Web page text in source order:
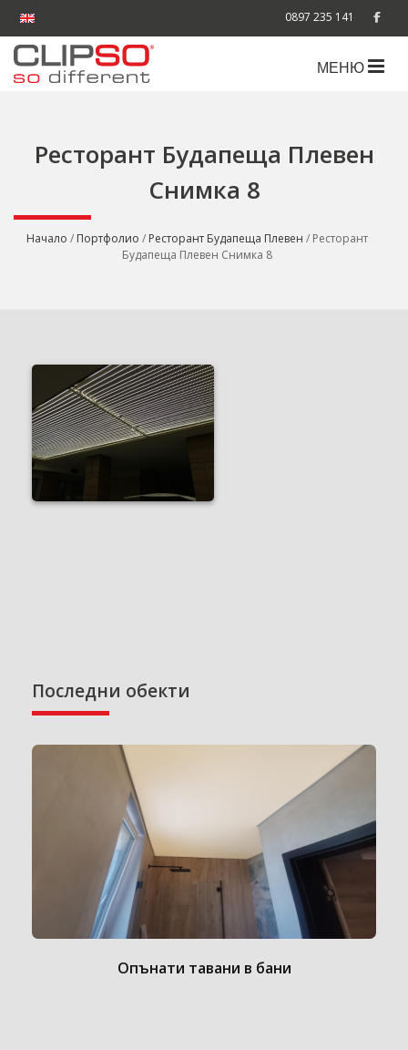
0897 235 141
МЕНЮ
Ресторант Будапеща Плевен
Снимка 8
Начало / Портфолио / Ресторант Будапеща Плевен / Ресторант
Будапеща Плевен Снимка 8
Последни обекти
Опънати тавани в бани